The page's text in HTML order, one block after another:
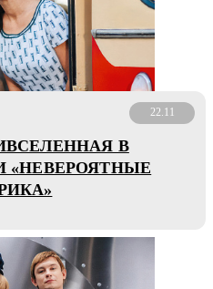
22.11
В
«НЕВЕРОЯТНЫЕ